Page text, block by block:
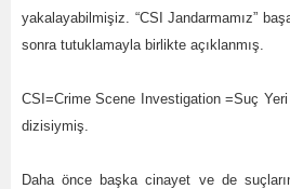
yakalayabilmişiz. “CSI Jandarmamız”
sonra tutuklamayla birlikte açıklanmış.
CSI=Crime Scene Investigation =Suç Yeri
dizisiymiş.
Daha önce başka cinayet ve de suçların